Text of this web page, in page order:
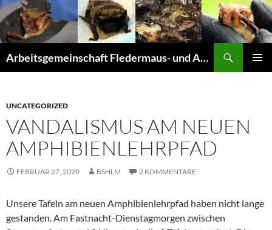
Arbeitsgemeinschaft Fledermaus- und Amphibienschutz Seligenstadt und Mainhausen
UNCATEGORIZED
VANDALISMUS AM NEUEN
AMPHIBIENLEHRPFAD
FEBRUAR 27, 2020 BSHLM 2 KOMMENTARE
Unsere Tafeln am neuen Amphibienlehrpfad haben nicht lange
gestanden. Am Fastnacht-Dienstagmorgen zwischen